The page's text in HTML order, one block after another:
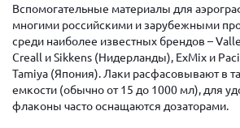
Вспомогательные материалы для
многими российскими и зарубежными
среди наиболее известных брендов –
Creall и Sikkens (Нидерланды), ExMix и
Tamiya (Япония). Лаки расфасовывают в
емкости (обычно от 15 до 1000 мл), для
флаконы часто оснащаются дозаторами.